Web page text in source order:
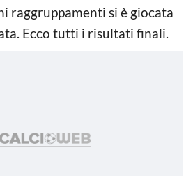
raggruppamenti si è giocata
Ecco tutti i risultati finali.